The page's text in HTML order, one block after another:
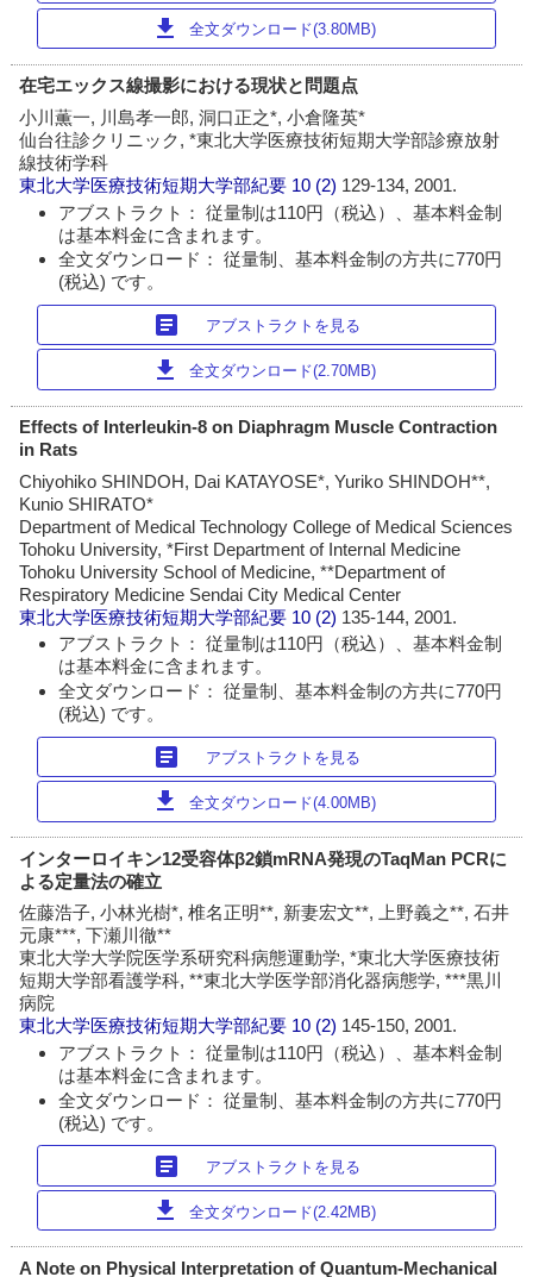
download 全文ダウンロード(3.80MB)
在宅エックス線撮影における現状と問題点
小川薫一, 川島孝一郎, 洞口正之*, 小倉隆英*
仙台往診クリニック, *東北大学医療技術短期大学部診療放射
線技術学科
東北大学医療技術短期大学部紀要 10 (2) 129-134, 2001.
アブストラクト： 従量制は110円（税込）、基本料金制
は基本料金に含まれます。
全文ダウンロード： 従量制、基本料金制の方共に770円
(税込) です。
article アブストラクトを見る
download 全文ダウンロード(2.70MB)
Effects of Interleukin-8 on Diaphragm Muscle Contraction
in Rats
Chiyohiko SHINDOH, Dai KATAYOSE*, Yuriko SHINDOH**,
Kunio SHIRATO*
Department of Medical Technology College of Medical Sciences
Tohoku University, *First Department of Internal Medicine
Tohoku University School of Medicine, **Department of
Respiratory Medicine Sendai City Medical Center
東北大学医療技術短期大学部紀要 10 (2) 135-144, 2001.
アブストラクト： 従量制は110円（税込）、基本料金制
は基本料金に含まれます。
全文ダウンロード： 従量制、基本料金制の方共に770円
(税込) です。
article アブストラクトを見る
download 全文ダウンロード(4.00MB)
インターロイキン12受容体β2鎖mRNA発現のTaqMan PCRに
よる定量法の確立
佐藤浩子, 小林光樹*, 椎名正明**, 新妻宏文**, 上野義之**, 石井
元康***, 下瀬川徹**
東北大学大学院医学系研究科病態運動学, *東北大学医療技術
短期大学部看護学科, **東北大学医学部消化器病態学, ***黒川
病院
東北大学医療技術短期大学部紀要 10 (2) 145-150, 2001.
アブストラクト： 従量制は110円（税込）、基本料金制
は基本料金に含まれます。
全文ダウンロード： 従量制、基本料金制の方共に770円
(税込) です。
article アブストラクトを見る
download 全文ダウンロード(2.42MB)
A Note on Physical Interpretation of Quantum-Mechanical